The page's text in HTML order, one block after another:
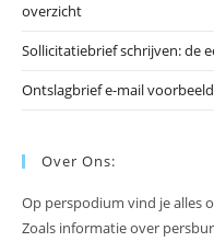
overzicht
Sollicitatiebrief schrijven: de
Ontslagbrief e-mail
Over Ons:
Op perspodium vind je alles
Zoals informatie over